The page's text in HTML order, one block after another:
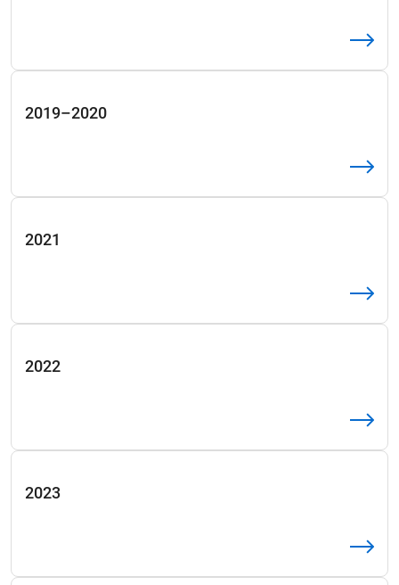
2019–2020
2021
2022
2023